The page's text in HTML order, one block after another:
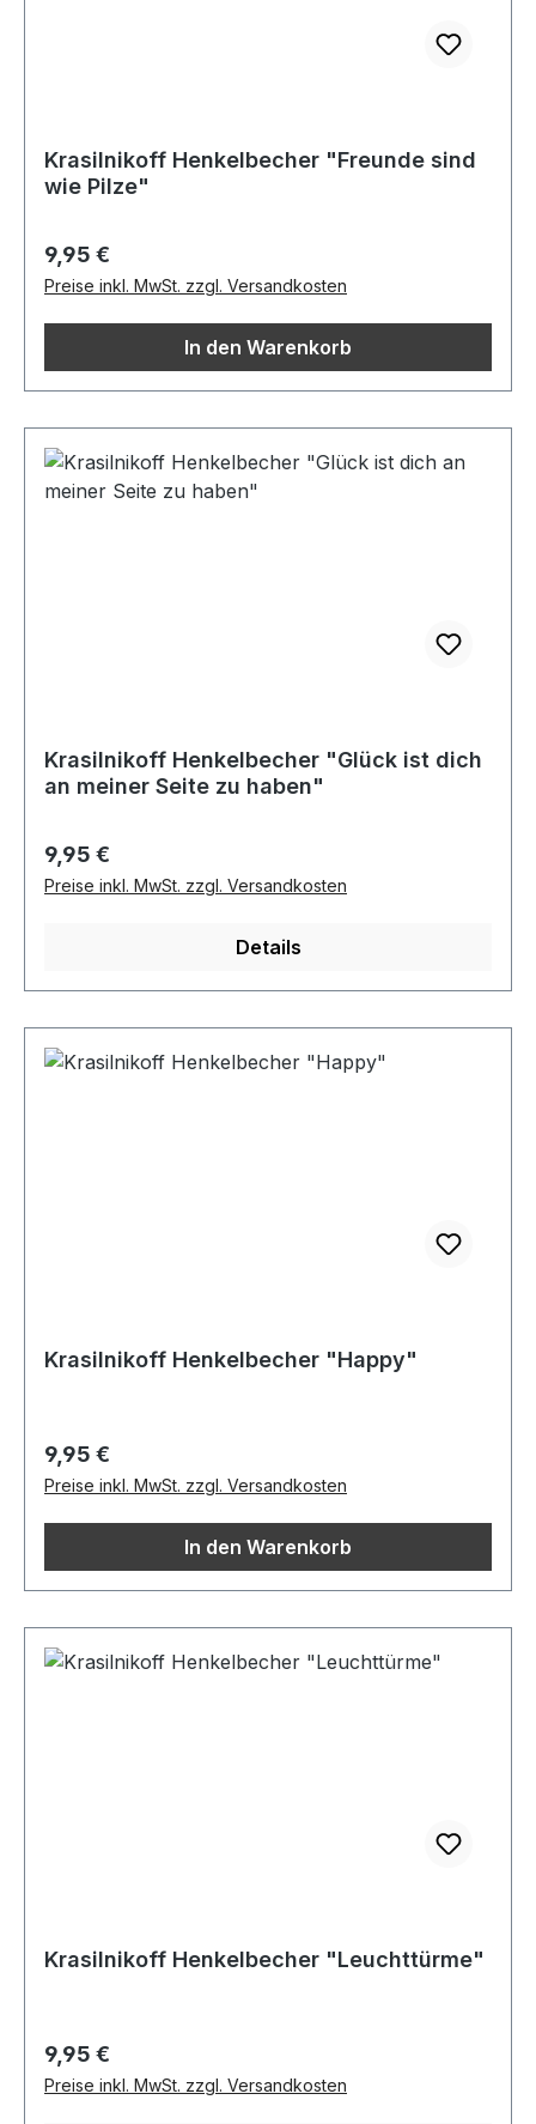
Krasilnikoff Henkelbecher "Freunde sind
wie Pilze"
Regulärer Preis:
9,95 €
Preise inkl. MwSt. zzgl. Versandkosten
In den Warenkorb
Krasilnikoff Henkelbecher "Glück ist dich
an meiner Seite zu haben"
Regulärer Preis:
9,95 €
Preise inkl. MwSt. zzgl. Versandkosten
Details
Krasilnikoff Henkelbecher "Happy"
Regulärer Preis:
9,95 €
Preise inkl. MwSt. zzgl. Versandkosten
In den Warenkorb
Krasilnikoff Henkelbecher "Leuchttürme"
Regulärer Preis:
9,95 €
Preise inkl. MwSt. zzgl. Versandkosten